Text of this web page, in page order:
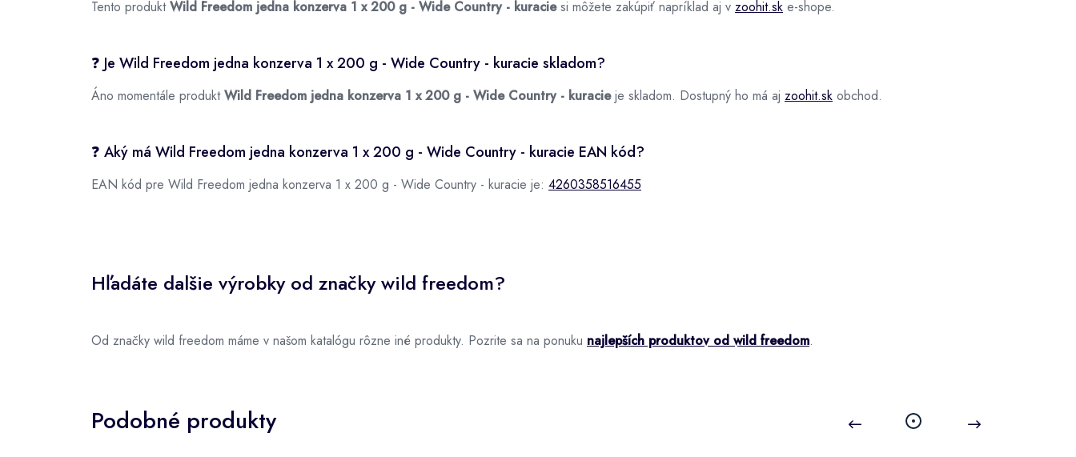
Tento produktWild Freedom jedna konzerva 1 x 200 g - Wide Country - kuraciesi môžete zakúpiť napríklad aj v zoohit.sk e-shope.
❓ Je Wild Freedom jedna konzerva 1 x 200 g - Wide Country - kuracie skladom?
Áno momentále produktWild Freedom jedna konzerva 1 x 200 g - Wide Country - kuracieje skladom. Dostupný ho má aj zoohit.sk obchod.
❓ Aký má Wild Freedom jedna konzerva 1 x 200 g - Wide Country - kuracie EAN kód?
EAN kód pre Wild Freedom jedna konzerva 1 x 200 g - Wide Country - kuracie je: 4260358516455
Hľadáte dalšie výrobky od značky wild freedom?
Od značky wild freedom máme v našom katalógu rôzne iné produkty. Pozrite sa na ponuku najlepších produktov od wild freedom.
Podobné produkty